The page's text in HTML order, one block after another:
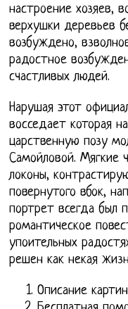
настроение хозяев,
верхушки деревьев
возбуждено,
радостное
счастливых людей.
Нарушая этот
восседает которая
царственную позу
Самойловой. Мягкие
локоны,
повернутого вбок,
портрет всегда был
романтическое
упоительных
решен как некая
Описание